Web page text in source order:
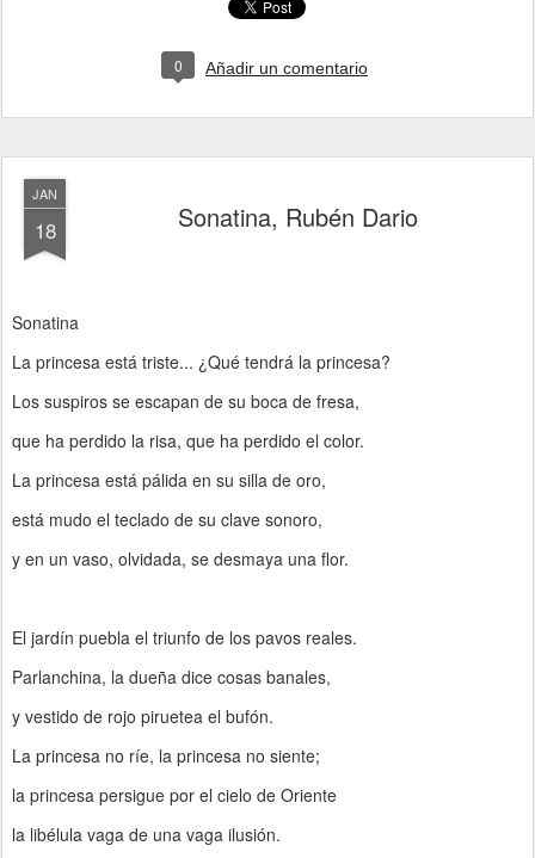
0 Añadir un comentario
JAN
18 Sonatina, Rubén Dario
Sonatina
La princesa está triste... ¿Qué tendrá la princesa?
Los suspiros se escapan de su boca de fresa,
que ha perdido la risa, que ha perdido el color.
La princesa está pálida en su silla de oro,
está mudo el teclado de su clave sonoro,
y en un vaso, olvidada, se desmaya una flor.
El jardín puebla el triunfo de los pavos reales.
Parlanchina, la dueña dice cosas banales,
y vestido de rojo piruetea el bufón.
La princesa no ríe, la princesa no siente;
la princesa persigue por el cielo de Oriente
la libélula vaga de una vaga ilusión.